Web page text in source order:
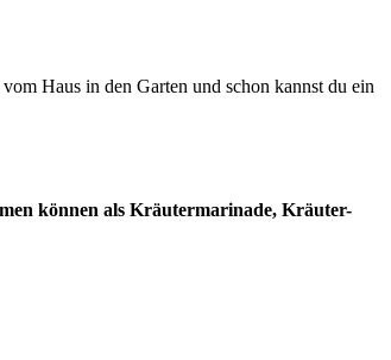
Haus in den Garten und schon kannst du ein
können als Kräutermarinade, Kräuter-